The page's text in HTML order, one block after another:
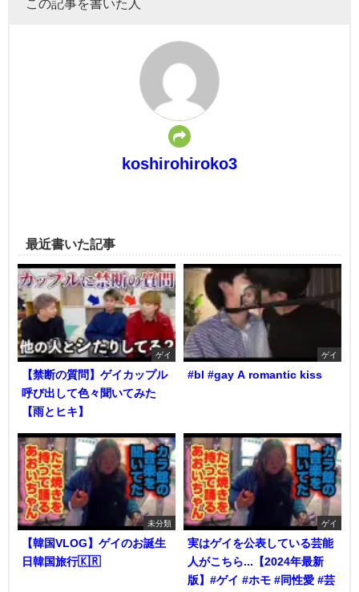
この記事を書いた人
koshirohiroko3
最近書いた記事
ゲイ
【禁断の質問】ゲイカップル
呼び出して色々聞いてみた
【雨とヒキ】
ゲイ
#bl #gay A romantic kiss
未分類
【韓国VLOG】ゲイのお誕生
日韓国旅行🇰🇷
ゲイ
実はゲイを公表している芸能
人がこちら...【2024年最新
版】#ゲイ #ホモ #同性愛 #芸